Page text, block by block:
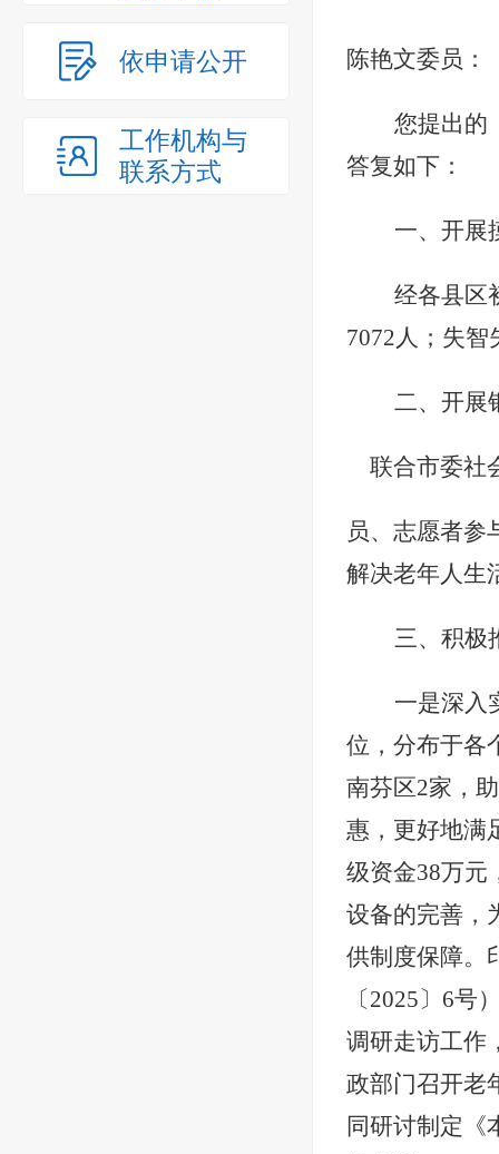
依申请公开
工作机构与
联系方式
陈艳文委员：
您提出的
答复如下：
一、 开展
经各县区
7072人；失智
二、开展
联合市委社
员、志愿者参
解决老年人生
三、积极
一是深入
位，分布于各
南芬区2家，
惠，更好地满
级资金38万元
设备的完善，
供制度保障。
〔2025〕6
调研走访工作
政部门召开老
同研讨制定《